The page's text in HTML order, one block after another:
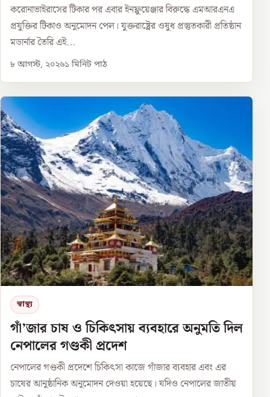
করোনাভাইরাসের টিকার পর এবার ইনফ্লুয়েঞ্জার বিরুদ্ধে এমআরএনএ
প্রযুক্তির টিকাও অনুমোদন পেল। যুক্তরাষ্ট্রের ওষুধ প্রস্তুতকারী প্রতিষ্ঠান
মডার্নার তৈরি এই...
৮ আগস্ট, ২০২৬১ মিনিট পাঠ
স্বাস্থ্য
গাঁ’জার চাষ ও চিকিৎসায় ব্যবহারে অনুমতি দিল
নেপালের গণ্ডকী প্রদেশ
নেপালের গণ্ডকী প্রদেশে চিকিৎসা কাজে গাঁজার ব্যবহার এবং এর
চাষের আনুষ্ঠানিক অনুমোদন দেওয়া হয়েছে। যদিও নেপালের জাতীয়